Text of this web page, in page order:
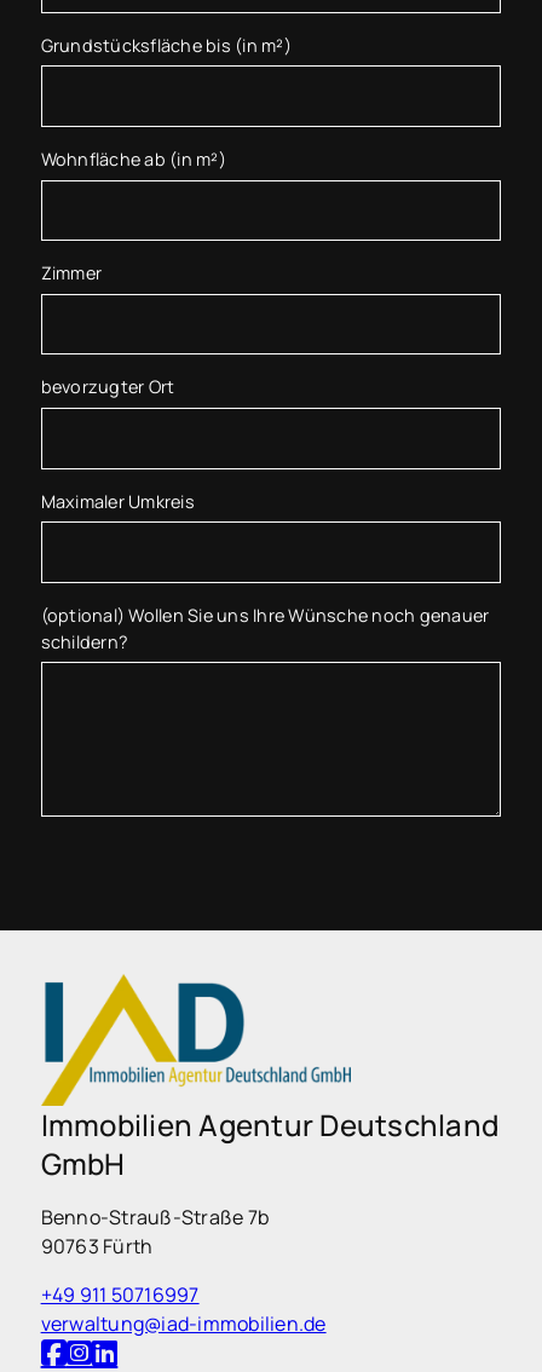
Grundstücksfläche bis (in m²)
Wohnfläche ab (in m²)
Zimmer
bevorzugter Ort
Maximaler Umkreis
(optional) Wollen Sie uns Ihre Wünsche noch genauer
schildern?
Immobilien Agentur Deutschland
GmbH
Benno-Strauß-Straße 7b
90763 Fürth
+49 911 50716997
verwaltung@iad-immobilien.de